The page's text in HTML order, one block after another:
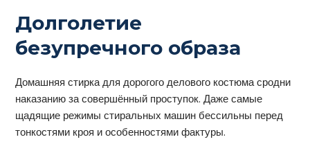
Долголетие
безупречного образа
Домашняя стирка для дорогого делового костюма сродни
наказанию за совершённый проступок. Даже самые
щадящие режимы стиральных машин бессильны перед
тонкостями кроя и особенностями фактуры.